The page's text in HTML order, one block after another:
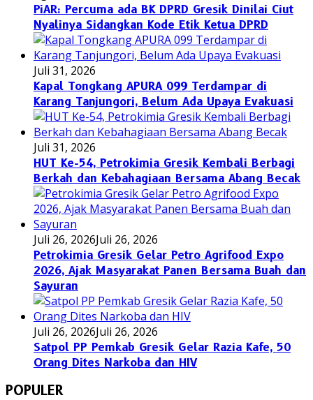
PiAR: Percuma ada BK DPRD Gresik Dinilai Ciut
Nyalinya Sidangkan Kode Etik Ketua DPRD
Juli 31, 2026
Kapal Tongkang APURA 099 Terdampar di
Karang Tanjungori, Belum Ada Upaya Evakuasi
Juli 31, 2026
HUT Ke-54, Petrokimia Gresik Kembali Berbagi
Berkah dan Kebahagiaan Bersama Abang Becak
Juli 26, 2026Juli 26, 2026
Petrokimia Gresik Gelar Petro Agrifood Expo
2026, Ajak Masyarakat Panen Bersama Buah dan
Sayuran
Juli 26, 2026Juli 26, 2026
Satpol PP Pemkab Gresik Gelar Razia Kafe, 50
Orang Dites Narkoba dan HIV
POPULER